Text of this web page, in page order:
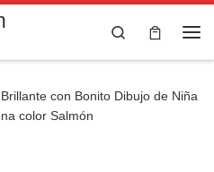
Search
con Bonito Dibujo de Niña
color Salmón